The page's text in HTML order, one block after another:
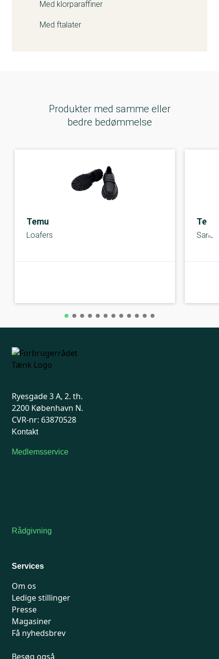
forsigtighedsårsager udvidede vi undersøgelsen til
lignende produkter.
platformen for at opretholde vores regler.
Vi samarbejder med førende uafhængige
gældende standarder."
Med klorparaffiner
Med ftalater
Produkter med samme eller
bedre bedømmelse
Temu
Loafers
Temu
Ryesgade 3 A, 2. th.
2200 København N.
CVR-nr: 63870528
Kontakt
Medlemsservice
Rådgivning
Services
Om os
Ledige stillinger
Presse
Magasiner
Få nyhedsbrev
Besøg også